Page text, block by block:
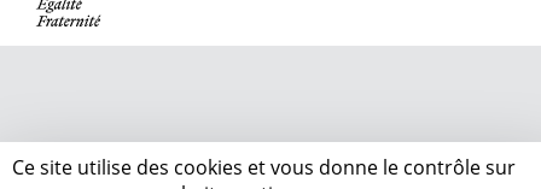
Ce site utilise des cookies et vous donne le contrôle sur